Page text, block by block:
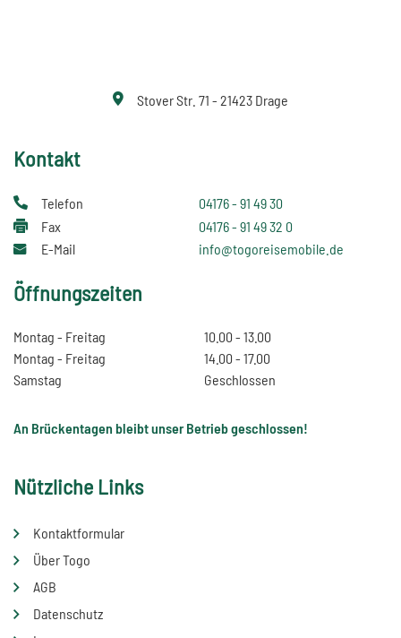
Stover Str. 71 - 21423 Drage
Kontakt
Telefon
04176 - 91 49 30
Fax
04176 - 91 49 32 0
E-Mail
info@togoreisemobile.de
Öffnungszeiten
Montag - Freitag
10.00 - 13.00
Montag - Freitag
14.00 - 17.00
Samstag
Geschlossen
An Brückentagen bleibt unser Betrieb geschlossen!
Nützliche Links
Kontaktformular
Über Togo
AGB
Datenschutz